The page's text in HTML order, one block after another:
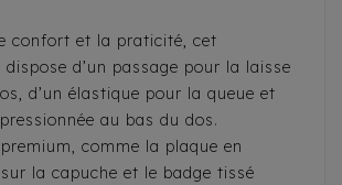
confort et la praticité, cet
dispose d’un passage pour la laisse
d’un élastique pour la queue et
au bas du dos.
comme la plaque en
la capuche et le badge tissé